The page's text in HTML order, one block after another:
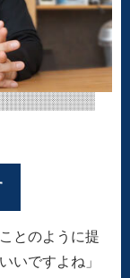
とのように提
いですよね」